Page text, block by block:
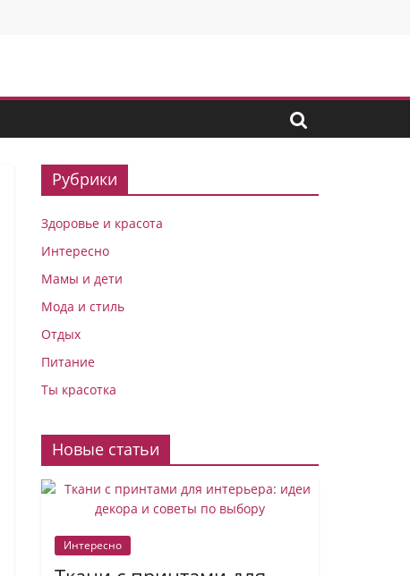
Рубрики
Здоровье и красота
Интересно
Мамы и дети
Мода и стиль
Отдых
Питание
Ты красотка
Новые статьи
Интересно